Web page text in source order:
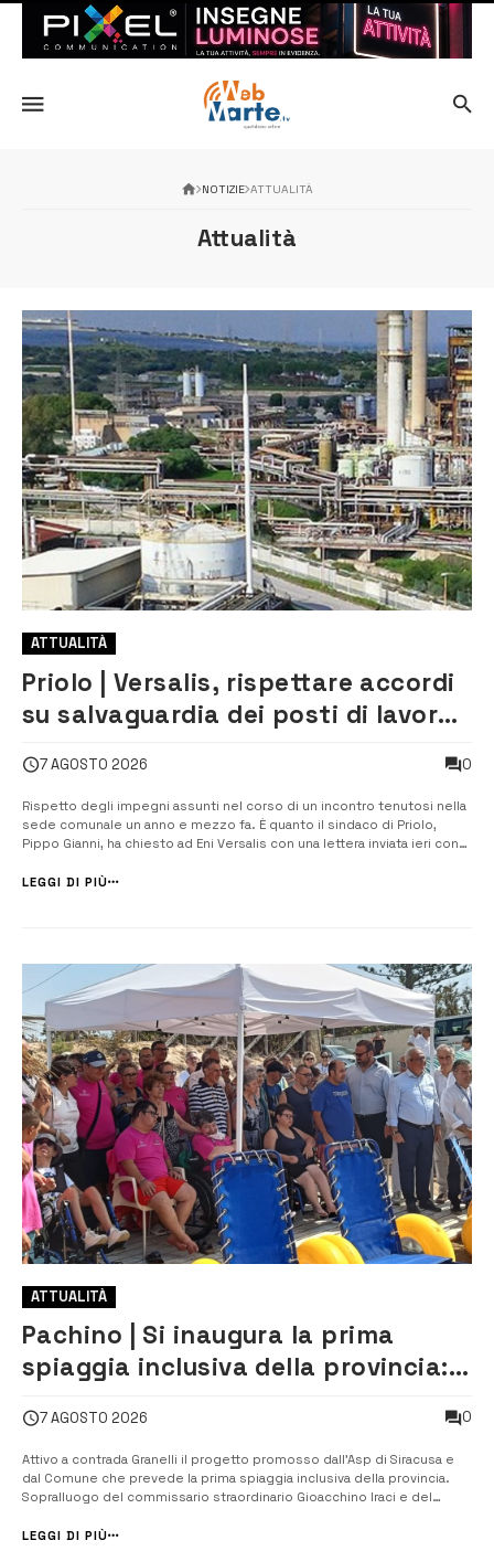
NOTIZIE ATTUALITÀ
Attualità
ATTUALITÀ
Priolo | Versalis, rispettare accordi
su salvaguardia dei posti di lavoro.
7 AGOSTO 2026 0
Rispetto degli impegni assunti nel corso di un incontro tenutosi nella
sede comunale un anno e mezzo fa. È quanto il sindaco di Priolo,
Pippo Gianni, ha chiesto ad Eni Versalis con una lettera inviata ieri con
salvaguardia dei livelli occupazionali dei lavoratori impiegati [&hell...
LEGGI DI PIÙ
ATTUALITÀ
Pachino | Si inaugura la prima
spiaggia inclusiva della provincia:
tutti
7 AGOSTO 2026 0
Attivo a contrada Granelli il progetto promosso dall’Asp di Siracusa e
dal Comune che prevede la prima spiaggia inclusiva della provincia.
Sopralluogo del commissario straordinario Gioacchino Iraci e del
settembre Anche la provincia di Siracusa ha la sua prima spiaggia p...
LEGGI DI PIÙ